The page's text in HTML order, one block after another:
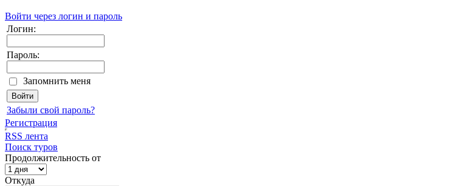
Войти через логин и пароль
Логин:
Пароль:
Запомнить меня
Забыли свой пароль?
Регистрация
RSS лента
Поиск туров
Продолжительность от
Откуда